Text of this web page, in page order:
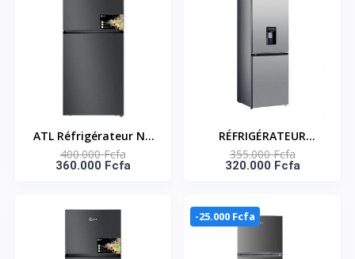
ATL Réfrigérateur No
Frost/ 538L -ATL-
2D650N - 02 Portes/
400.000 Fcfa
360.000 Fcfa
RÉFRIGÉRATEUR
COMBINÉ 314 LITRES
NET -DISTRIBUTEUR
450N1WD
355.000 Fcfa
320.000 Fcfa
-25.000 Fcfa